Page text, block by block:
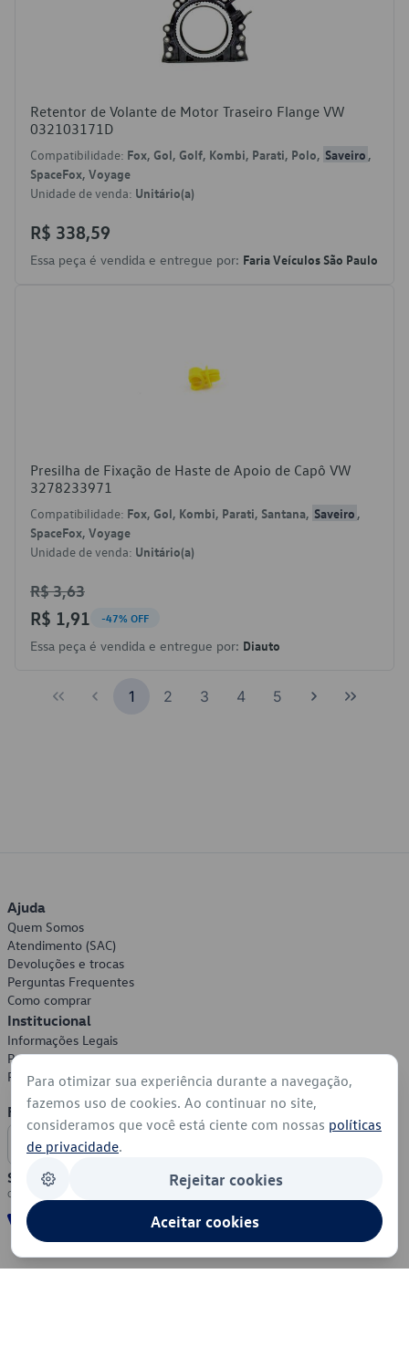
Retentor de Volante de Motor Traseiro Flange VW
032103171D
Compatibilidade: Fox, Gol, Golf, Kombi, Parati, Polo, Saveiro ,
SpaceFox, Voyage
Unidade de venda: Unitário(a)
R$ 338,59
Essa peça é vendida e entregue por: Faria Veículos São Paulo
Presilha de Fixação de Haste de Apoio de Capô VW
3278233971
Compatibilidade: Fox, Gol, Kombi, Parati, Santana, Saveiro ,
SpaceFox, Voyage
Unidade de venda: Unitário(a)
R$ 3,63
R$ 1,91 -47% OFF
Essa peça é vendida e entregue por: Diauto
1 2 3 4 5
Ajuda
Quem Somos
Atendimento (SAC)
Devoluções e trocas
Perguntas Frequentes
Como comprar
Institucional
Informações Legais
Política de Privacidade
Política de Cookies
Formas de Pagamento
Segurança
Para otimizar sua experiência durante a navegação,
fazemos uso de cookies. Ao continuar no site,
consideramos que você está ciente com nossas políticas
de privacidade.
Rejeitar cookies
Aceitar cookies